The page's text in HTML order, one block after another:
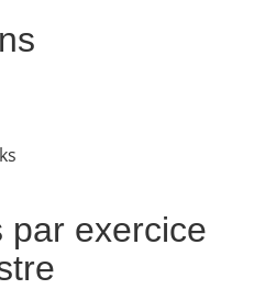
par exercice